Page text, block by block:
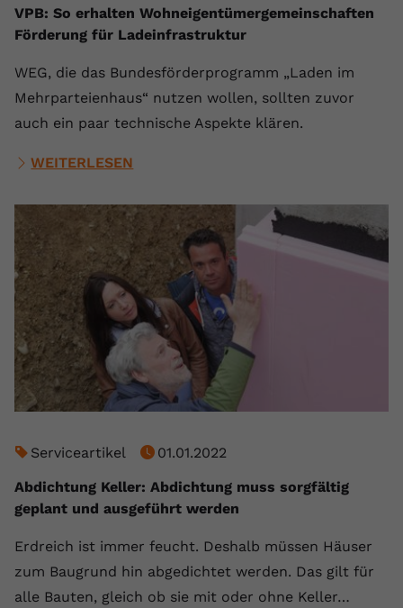
VPB: So erhalten Wohneigentümergemeinschaften
Förderung für Ladeinfrastruktur
WEG, die das Bundesförderprogramm „Laden im
Mehrparteienhaus“ nutzen wollen, sollten zuvor
auch ein paar technische Aspekte klären.
WEITERLESEN
Serviceartikel
01.01.2022
Abdichtung Keller: Abdichtung muss sorgfältig
geplant und ausgeführt werden
Erdreich ist immer feucht. Deshalb müssen Häuser
zum Baugrund hin abgedichtet werden. Das gilt für
alle Bauten, gleich ob sie mit oder ohne Keller…